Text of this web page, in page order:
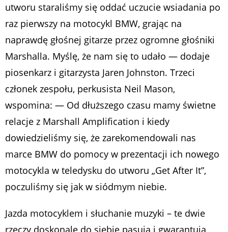
utworu staraliśmy się oddać uczucie wsiadania po
raz pierwszy na motocykl BMW, grając na
naprawdę głośnej gitarze przez ogromne głośniki
Marshalla. Myślę, że nam się to udało — dodaje
piosenkarz i gitarzysta Jaren Johnston. Trzeci
członek zespołu, perkusista Neil Mason,
wspomina: — Od dłuższego czasu mamy świetne
relacje z Marshall Amplification i kiedy
dowiedzieliśmy się, że zarekomendowali nas
marce BMW do pomocy w prezentacji ich nowego
motocykla w teledysku do utworu „Get After It”,
poczuliśmy się jak w siódmym niebie.
Jazda motocyklem i słuchanie muzyki – te dwie
rzeczy doskonale do siebie pasują i gwarantują